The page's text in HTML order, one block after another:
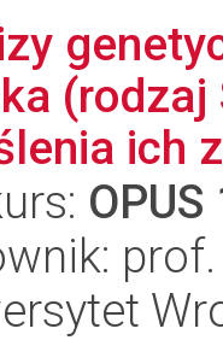
(rodzaj
ich
OPUS